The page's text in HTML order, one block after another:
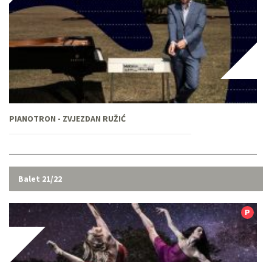
PIANOTRON - ZVJEZDAN RUŽIĆ
Balet 21/22